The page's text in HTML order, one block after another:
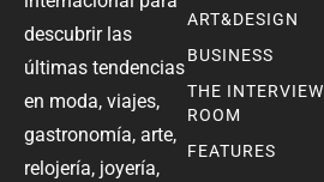
descubrir las
últimas tendencias
en moda, viajes,
gastronomía, arte,
relojería, joyería,
ART&DESIGN
BUSINESS
THE INTERVIEW
ROOM
FEATURES